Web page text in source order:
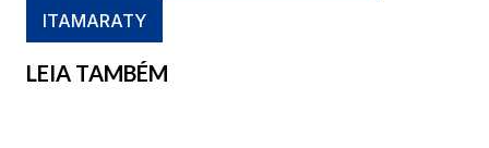
ITAMARATY
LEIA TAMBÉM